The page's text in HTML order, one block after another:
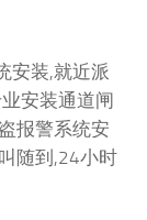
安装,就近派
安装通道闸
报警系统安
随到,24小时